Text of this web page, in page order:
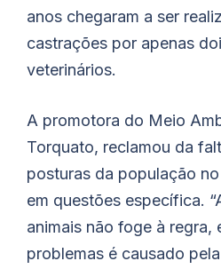
anos chegaram a ser
castrações por apenas
veterinários.
A promotora do Meio
Torquato, reclamou da
posturas da população
em questões específica.
animais não foge à regra,
problemas é causado